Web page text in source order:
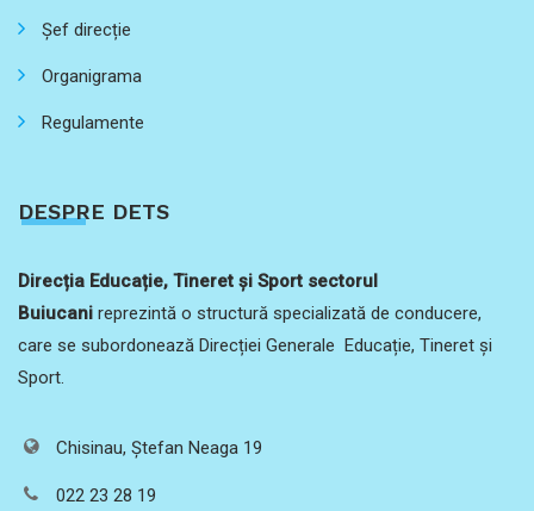
Șef direcție
Organigrama
Regulamente
DESPRE DETS
Direcția Educație, Tineret și Sport sectorul
Buiucani reprezintă o structură specializată de conducere,
care se subordonează Direcției Generale Educație, Tineret și
Sport.
Chisinau, Ștefan Neaga 19
022 23 28 19